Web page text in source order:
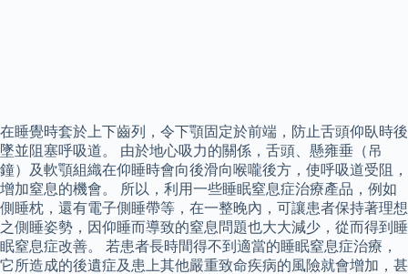
在睡覺時套於上下齒列，令下顎固定於前端，防止舌頭仰臥時後
墜並阻塞呼吸道。 由於地心吸力的關係，舌頭、懸雍垂（吊
鐘）及軟顎組織在仰睡時會向後滑向喉嚨後方，使呼吸道受阻，
增加窒息的機會。 所以，利用一些睡眠窒息症治療產品，例如
側睡枕，還有電子側睡帶等，在一整晚內，可讓患者保持著理想
之側睡姿勢，因仰睡而導致的窒息問題也大大減少，從而得到睡
眠窒息症改善。 若患者長時間得不到適當的睡眠窒息症治療，
它所造成的後遺症及患上其他嚴重致命疾病的風險就會增加，甚